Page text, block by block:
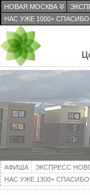
НОВАЯ МОСКВА
НАС УЖЕ 1000+
АФИША ЭКСПРЕСС
НАС УЖЕ 1300+